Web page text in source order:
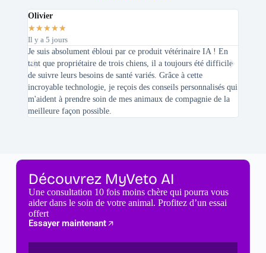
Olivier
★★★★★
Il y a 5 jours
Je suis absolument ébloui par ce produit vétérinaire IA ! En
tant que propriétaire de trois chiens, il a toujours été difficile
de suivre leurs besoins de santé variés. Grâce à cette
incroyable technologie, je reçois des conseils personnalisés qui
m'aident à prendre soin de mes animaux de compagnie de la
meilleure façon possible.
Découvrez MyVeto AI
Une consultation 10 fois moins chère qui pourra vous
aider dans le soin de votre animal. Profitez d’un essai
offert
Essayer maintenant